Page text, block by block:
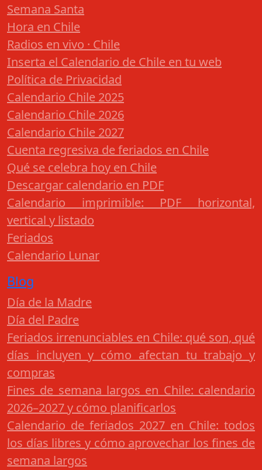
Semana Santa
Hora en Chile
Radios en vivo · Chile
Inserta el Calendario de Chile en tu web
Política de Privacidad
Calendario Chile 2025
Calendario Chile 2026
Calendario Chile 2027
Cuenta regresiva de feriados en Chile
Qué se celebra hoy en Chile
Descargar calendario en PDF
Calendario imprimible: PDF horizontal,
vertical y listado
Feriados
Calendario Lunar
Blog
Día de la Madre
Día del Padre
Feriados irrenunciables en Chile: qué son, qué
días incluyen y cómo afectan tu trabajo y
compras
Fines de semana largos en Chile: calendario
2026–2027 y cómo planificarlos
Calendario de feriados 2027 en Chile: todos
los días libres y cómo aprovechar los fines de
semana largos